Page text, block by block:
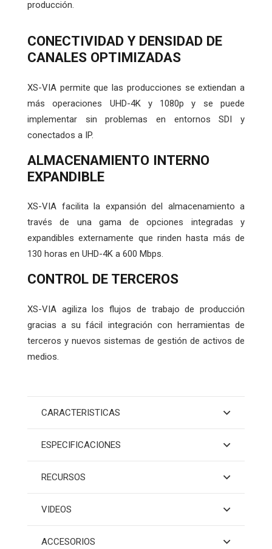
producción.
CONECTIVIDAD Y DENSIDAD DE
CANALES OPTIMIZADAS
XS-VIA permite que las producciones se extiendan a
más operaciones UHD-4K y 1080p y se puede
implementar sin problemas en entornos SDI y
conectados a IP.
ALMACENAMIENTO INTERNO
EXPANDIBLE
XS-VIA facilita la expansión del almacenamiento a
través de una gama de opciones integradas y
expandibles externamente que rinden hasta más de
130 horas en UHD-4K a 600 Mbps.
CONTROL DE TERCEROS
XS-VIA agiliza los flujos de trabajo de producción
gracias a su fácil integración con herramientas de
terceros y nuevos sistemas de gestión de activos de
medios.
CARACTERISTICAS
ESPECIFICACIONES
RECURSOS
VIDEOS
ACCESORIOS